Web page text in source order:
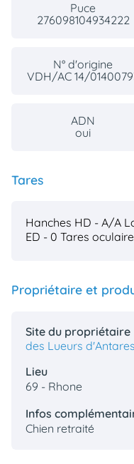
Puce
276098104934222
N° d'origine
VDH/AC 14/
ADN
oui
Tares
Hanches HD - A/A
ED - 0 Tares
Propriétaire et
Site du propriétaire
des Lueurs d'Antares
Lieu
69 - Rhone
Infos
Chien retraité